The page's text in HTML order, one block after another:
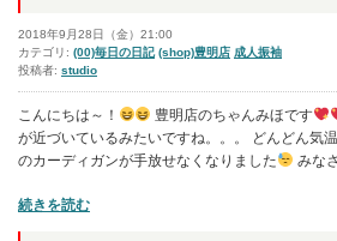
ん…！？”
の
2018年9月28日（金）21:00
カテゴリ: (00)毎日の日記 (shop)豊明店 成人振袖
投稿者: studio
こんにちは～！ 豊明店のちゃんみほです
が近づいているみたいですね。。。 どんどん気
のカーディガンが手放せなくなりました
みな
“
続きを読む